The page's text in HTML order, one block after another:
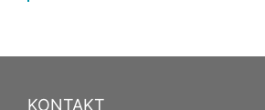
KONTAKT